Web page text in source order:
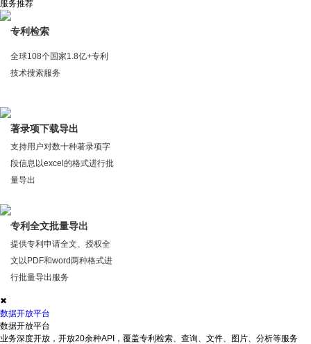
服务推荐
专利检索
全球108个国家1.8亿+专利
技术搜索服务
著录项下载导出
支持用户对数十种著录项字
段信息以excel的格式进行批
量导出
专利全文批量导出
提供专利申请全文、授权全
文以PDF和word两种格式进
行批量导出服务
✖
数据开放平台
数据开放平台
业务深度开放，开放20余种API，覆盖专利检索、查询、文件、图片、分析等服务